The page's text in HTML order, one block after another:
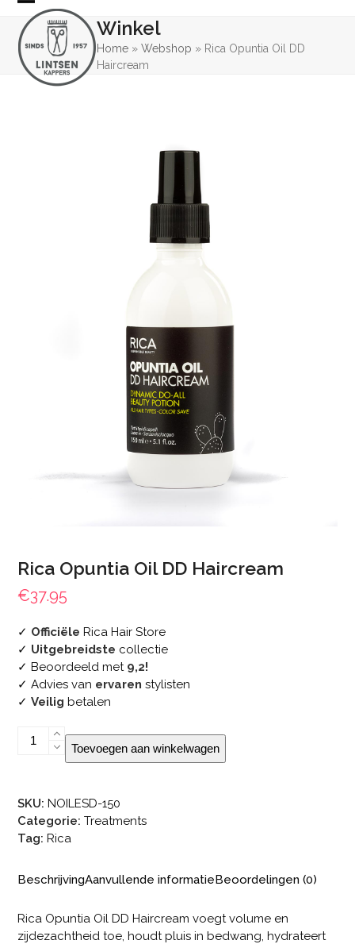
Skip
content
Open
mobile
menu
Close
mobile
menu
Winkel
Home »Webshop » Rica Opuntia Oil DD
Haircream
Rica Opuntia Oil DD Haircream
€37.95
✓ Officiële Rica Hair Store
✓ Uitgebreidste collectie
✓ Beoordeeld met 9,2!
✓ Advies van ervaren stylisten
✓Veilig betalen
Rica
Opuntia
Haircream
aantal
Toevoegen aan winkelwagen
SKU: NOILESD-150
Categorie: Treatments
Tag: Rica
BeschrijvingAanvullende informatieBeoordelingen (0)
Rica Opuntia Oil DD Haircream voegt volume en
zijdezachtheid toe, houdt pluis in bedwang, hydrateert